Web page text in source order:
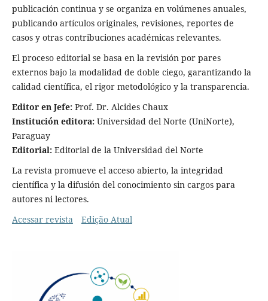
publicación continua y se organiza en volúmenes anuales,
publicando artículos originales, revisiones, reportes de
casos y otras contribuciones académicas relevantes.
El proceso editorial se basa en la revisión por pares
externos bajo la modalidad de doble ciego, garantizando la
calidad científica, el rigor metodológico y la transparencia.
Editor en Jefe:Prof. Dr. Alcides Chaux
Institución editora:Universidad del Norte (UniNorte),
Paraguay
Editorial:Editorial de la Universidad del Norte
La revista promueve el acceso abierto, la integridad
científica y la difusión del conocimiento sin cargos para
autores ni lectores.
Acessar revista
Edição Atual